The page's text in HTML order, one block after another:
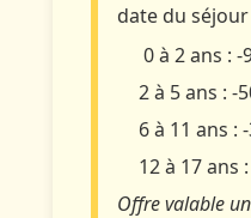
date du séjour
0 à 2 ans : -
2 à 5 ans : -
6 à 11 ans :
12 à 17 ans
Offre valable